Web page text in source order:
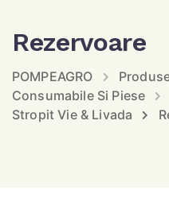
Rezervoare
POMPEAGRO
Consumabile Si Piese
Stropit Vie & Livada